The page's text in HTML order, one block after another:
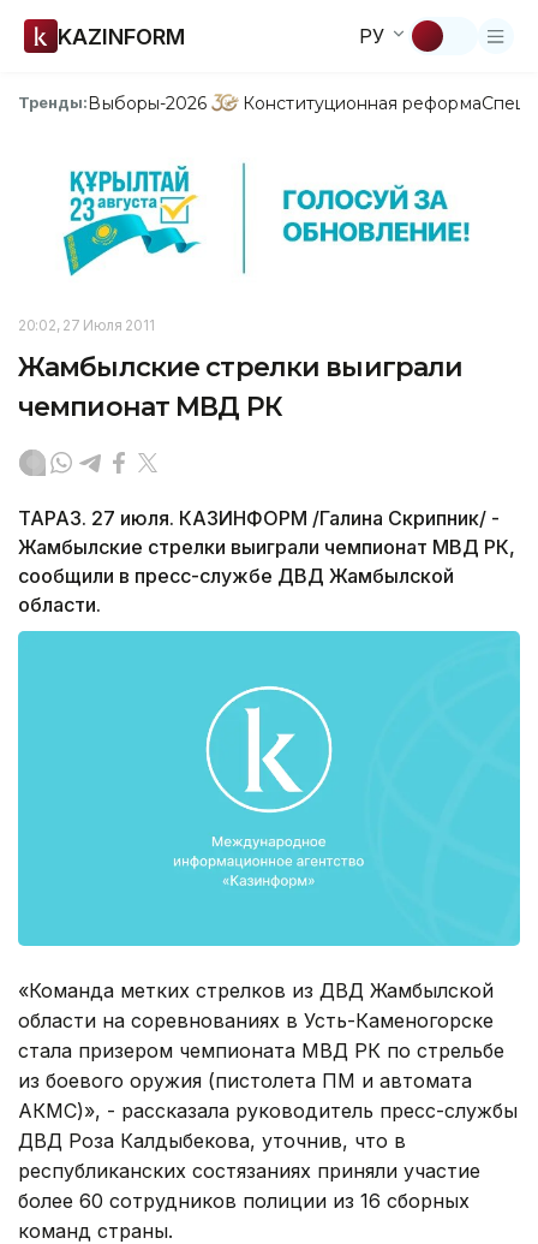
KAZINFORM РУ
Тренды:Выборы-2026 Конституционная реформа
20:02, 27 Июля 2011
Жамбылские стрелки выиграли
чемпионат МВД РК
ТАРАЗ. 27 июля. КАЗИНФОРМ /Галина Скрипник/ -
Жамбылские стрелки выиграли чемпионат МВД РК,
сообщили в пресс-службе ДВД Жамбылской
области.
«Команда метких стрелков из ДВД Жамбылской
области на соревнованиях в Усть-Каменогорске
стала призером чемпионата МВД РК по стрельбе
из боевого оружия (пистолета ПМ и автомата
АКМС)», - рассказала руководитель пресс-службы
ДВД Роза Калдыбекова, уточнив, что в
республиканских состязаниях приняли участие
более 60 сотрудников полиции из 16 сборных
команд страны.